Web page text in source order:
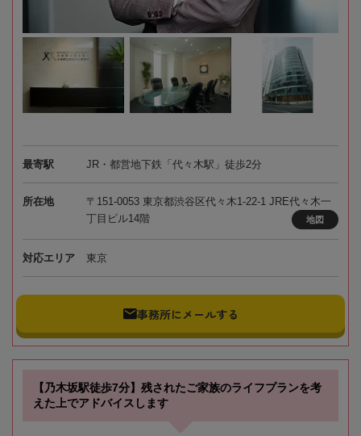
最寄駅 JR・都営地下鉄「代々木駅」徒歩2分
所在地
〒151-0053 東京都渋谷区代々木1-22-1 JRE代々木一
丁目ビル14階
地図
対応エリア 東京
事務所にメールする
【乃木坂駅徒歩7分】残されたご家族のライフプランを考
えた上でアドバイスします